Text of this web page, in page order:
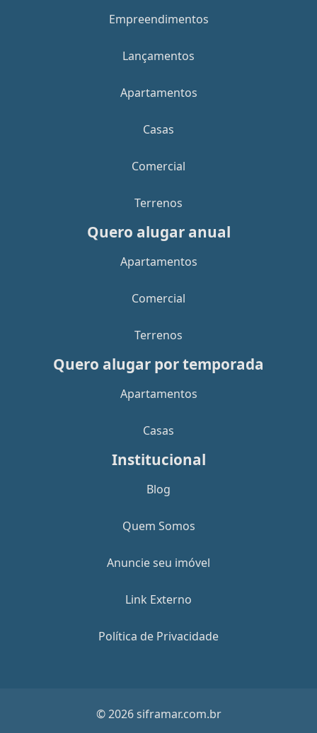
Empreendimentos
Lançamentos
Apartamentos
Casas
Comercial
Terrenos
Quero alugar anual
Apartamentos
Comercial
Terrenos
Quero alugar por temporada
Apartamentos
Casas
Institucional
Blog
Quem Somos
Anuncie seu imóvel
Link Externo
Política de Privacidade
© 2026 siframar.com.br